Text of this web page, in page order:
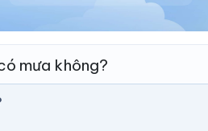
mưa không?